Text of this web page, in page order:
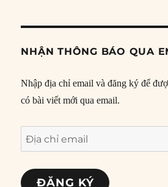
NHẬN THÔNG BÁO QUA
Nhập địa chỉ email và đăng ký để
có bài viết mới qua email.
Địa
chỉ
email
ĐĂNG KÝ